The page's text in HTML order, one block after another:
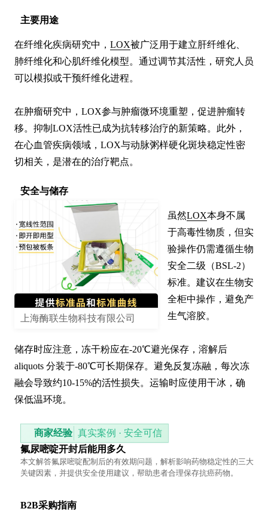
主要用途
在纤维化疾病研究中， LOX被广泛用于建立肝纤维化、
肺纤维化和心肌纤维化模型。通过调节其活性，研究人员
可以模拟或干预纤维化进程。
在肿瘤研究中，LOX参与肿瘤微环境重塑，促进肿瘤转
移。抑制LOX活性已成为抗转移治疗的新策略。此外，
在心血管疾病领域，LOX与动脉粥样硬化斑块稳定性密
切相关，是潜在的治疗靶点。
安全与储存
上海酶联生物科技有限公司
虽然LOX本身不属
于高毒性物质，但实
验操作仍需遵循生物
安全二级（BSL-2）
标准。建议在生物安
全柜中操作，避免产
生气溶胶。
储存时应注意，冻干粉应在-20℃避光保存，溶解后
aliquots 分装于-80℃可长期保存。避免反复冻融，每次冻
融会导致约10-15%的活性损失。运输时应使用干冰，确
保低温环境。
商家经验 真实案例 · 安全可信
氟尿嘧啶开封后能用多久
本文解答氟尿嘧啶配制后的有效期问题，解析影响药物稳定性的三大
关键因素，并提供安全使用建议，帮助患者合理保存抗癌药物。
B2B采购指南